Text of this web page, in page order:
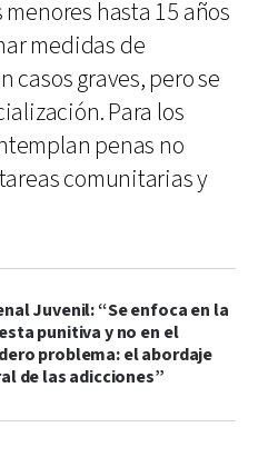
hasta 15 años
medidas de
graves, pero se
Para los
penas no
comunitarias y
Juvenil: “Se enfoca en la
punitiva y no en el
problema: el abordaje
de las adicciones”